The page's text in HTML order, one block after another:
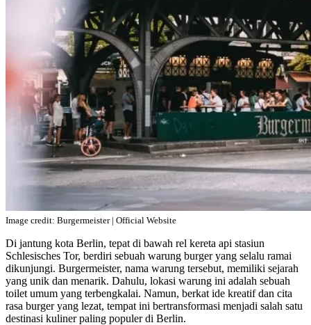
Image credit: Burgermeister | Official Website
Di jantung kota Berlin, tepat di bawah rel kereta api stasiun
Schlesisches Tor, berdiri sebuah warung burger yang selalu ramai
dikunjungi. Burgermeister, nama warung tersebut, memiliki sejarah
yang unik dan menarik. Dahulu, lokasi warung ini adalah sebuah
toilet umum yang terbengkalai. Namun, berkat ide kreatif dan cita
rasa burger yang lezat, tempat ini bertransformasi menjadi salah satu
destinasi kuliner paling populer di Berlin.